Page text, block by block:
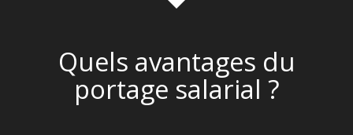
Quels avantages du
portage salarial ?